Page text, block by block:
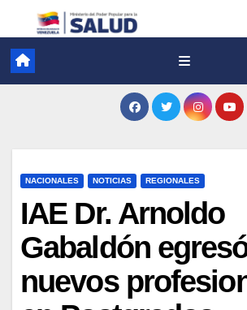
NACIONALES NOTICIAS REGIONALES
IAE Dr. Arnoldo
Gabaldón
nuevos